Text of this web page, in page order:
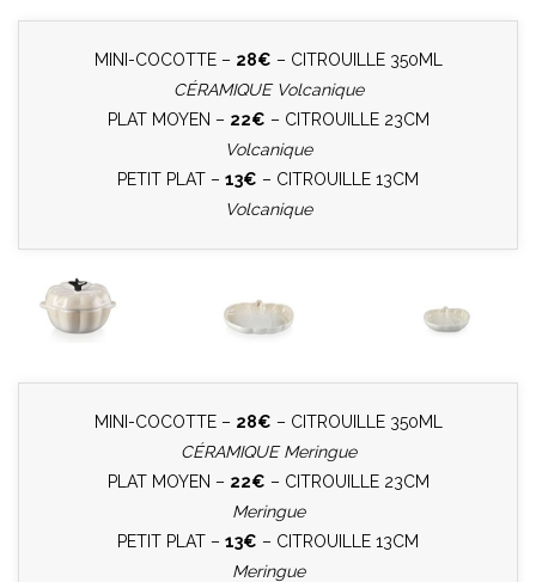
MINI-COCOTTE – 28€ – CITROUILLE 350ML
CÉRAMIQUE Volcanique
PLAT MOYEN – 22€ – CITROUILLE 23CM
Volcanique
PETIT PLAT – 13€ – CITROUILLE 13CM
Volcanique
MINI-COCOTTE – 28€ – CITROUILLE 350ML
CÉRAMIQUE Meringue
PLAT MOYEN – 22€ – CITROUILLE 23CM
Meringue
PETIT PLAT – 13€ – CITROUILLE 13CM
Meringue